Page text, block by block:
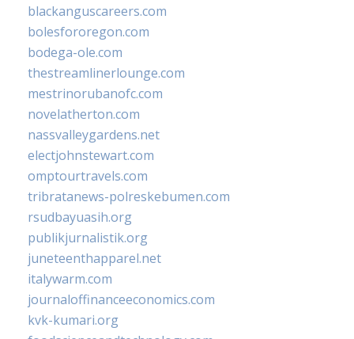
blackanguscareers.com
bolesfororegon.com
bodega-ole.com
thestreamlinerlounge.com
mestrinorubanofc.com
novelatherton.com
nassvalleygardens.net
electjohnstewart.com
omptourtravels.com
tribratanews-polreskebumen.com
rsudbayuasih.org
publikjurnalistik.org
juneteenthapparel.net
italywarm.com
journaloffinanceeconomics.com
kvk-kumari.org